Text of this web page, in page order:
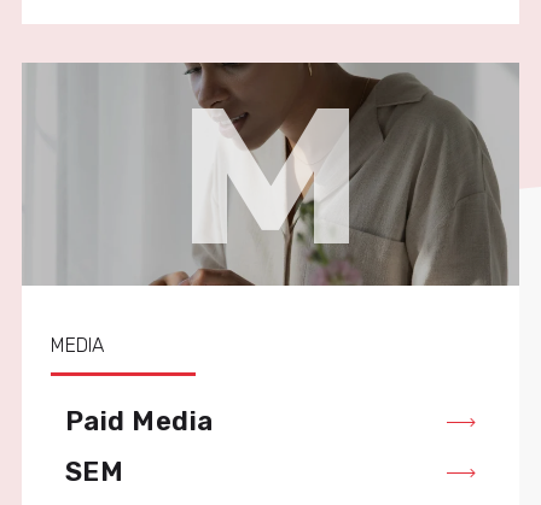
M
MEDIA
Paid Media
SEM